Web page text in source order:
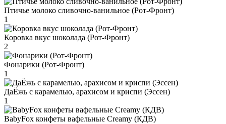
Птичье молоко сливочно-ванильное (Рот-Фронт)
1
Коровка вкус шоколада (Рот-Фронт)
2
Фонарики (Рот-Фронт)
1
ДаЁжь с карамелью, арахисом и криспи (Эссен)
1
BabyFox конфеты вафельные Creamy (КДВ)